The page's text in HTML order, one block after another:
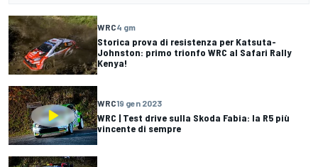
WRC4 gm
Storica prova di resistenza per Katsuta-
Johnston: primo trionfo WRC al Safari Rally
Kenya!
WRC19 gen 2023
WRC | Test drive sulla Skoda Fabia: la R5 più
vincente di sempre